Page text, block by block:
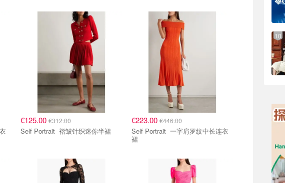
衣
€125.00€312.00
Self Portrait 褶皱针织迷你半裙
€223.00 €446.00
Self Portrait 一字肩罗纹中长连衣
裙